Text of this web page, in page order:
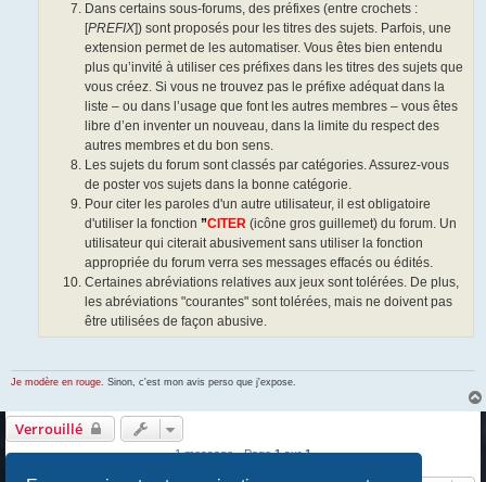
Dans certains sous-forums, des préfixes (entre crochets :
[PREFIX]) sont proposés pour les titres des sujets. Parfois, une
extension permet de les automatiser. Vous êtes bien entendu
plus qu’invité à utiliser ces préfixes dans les titres des sujets que
vous créez. Si vous ne trouvez pas le préfixe adéquat dans la
liste – ou dans l’usage que font les autres membres – vous êtes
libre d’en inventer un nouveau, dans la limite du respect des
autres membres et du bon sens.
Les sujets du forum sont classés par catégories. Assurez-vous
de poster vos sujets dans la bonne catégorie.
Pour citer les paroles d'un autre utilisateur, il est obligatoire
d'utiliser la fonction ”CITER (icône gros guillemet) du forum. Un
utilisateur qui citerait abusivement sans utiliser la fonction
appropriée du forum verra ses messages effacés ou édités.
Certaines abréviations relatives aux jeux sont tolérées. De plus,
les abréviations "courantes" sont tolérées, mais ne doivent pas
être utilisées de façon abusive.
Je modère en rouge. Sinon, c'est mon avis perso que j'expose.
Verrouillé
1 message • Page1sur1